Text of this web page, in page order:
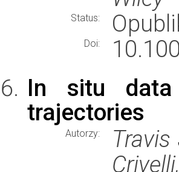
Status:
Doi:
In situ data
trajectories
Autorzy: